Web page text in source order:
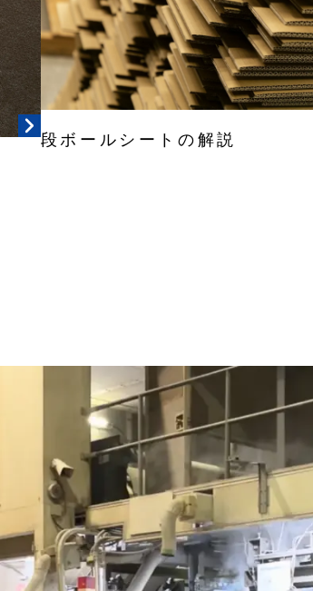
段ボールシートの解説